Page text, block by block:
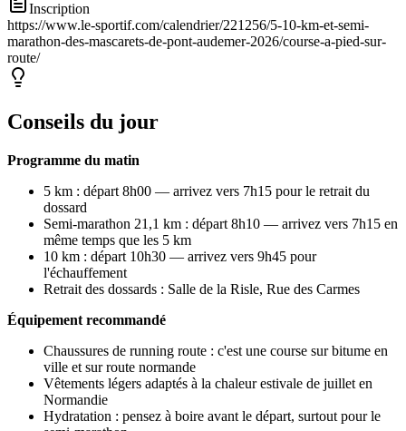
Inscription
https://www.le-sportif.com/calendrier/221256/5-10-km-et-semi-
marathon-des-mascarets-de-pont-audemer-2026/course-a-pied-sur-
route/
Conseils du jour
Programme du matin
5 km : départ 8h00 — arrivez vers 7h15 pour le retrait du
dossard
Semi-marathon 21,1 km : départ 8h10 — arrivez vers 7h15 en
même temps que les 5 km
10 km : départ 10h30 — arrivez vers 9h45 pour
l'échauffement
Retrait des dossards : Salle de la Risle, Rue des Carmes
Équipement recommandé
Chaussures de running route : c'est une course sur bitume en
ville et sur route normande
Vêtements légers adaptés à la chaleur estivale de juillet en
Normandie
Hydratation : pensez à boire avant le départ, surtout pour le